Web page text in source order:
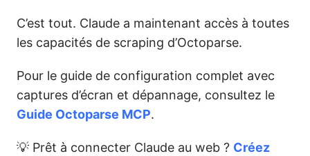
C’est tout. Claude a maintenant accès à toutes
les capacités de scraping d’Octoparse.
Pour le guide de configuration complet avec
captures d’écran et dépannage, consultez le
Guide Octoparse MCP.
💡 Prêt à connecter Claude au web ? Créez